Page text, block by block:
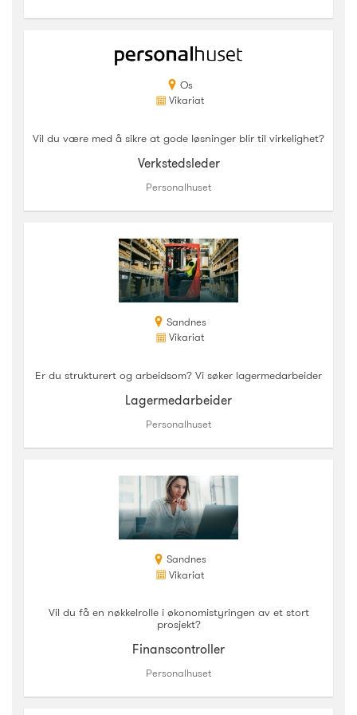
Os
Vikariat
Vil du være med å sikre at gode løsninger blir til virkelighet?
Verkstedsleder
Personalhuset
Sandnes
Vikariat
Er du strukturert og arbeidsom? Vi søker lagermedarbeider
Lagermedarbeider
Personalhuset
Sandnes
Vikariat
Vil du få en nøkkelrolle i økonomistyringen av et stort
prosjekt?
Finanscontroller
Personalhuset